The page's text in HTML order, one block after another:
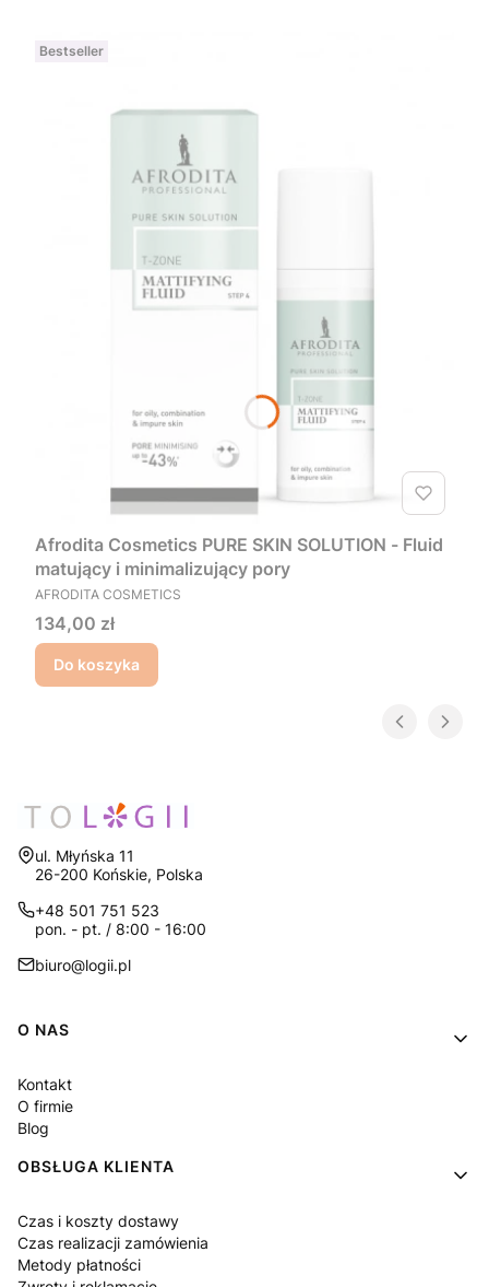
Bestseller
Afrodita Cosmetics PURE SKIN SOLUTION - Fluid
matujący i minimalizujący pory
PRODUCENT
AFRODITA COSMETICS
Cena
134,00 zł
Do koszyka
Adres:
ul. Młyńska 11
26-200 Końskie, Polska
+48 501 751 523
pon. - pt. / 8:00 - 16:00
biuro@logii.pl
Linki w stopce
O NAS
Kontakt
O firmie
Blog
OBSŁUGA KLIENTA
Czas i koszty dostawy
Czas realizacji zamówienia
Metody płatności